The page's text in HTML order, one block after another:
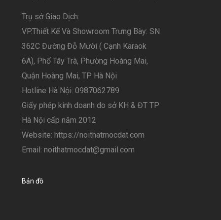
Trụ sở Giao Dịch:
VP.Thiết Kế Và Showroom Trưng Bày: SN
362C Đường Đỗ Mười ( Cạnh Karaok
6A), Phố Tây Trà, Phường Hoàng Mai,
Quận Hoàng Mai, TP Hà Nội
Hotline Hà Nội: 0987062789
Giấy phép kinh doanh do sở KH & ĐT TP
Hà Nội cấp năm 2012
Website: https://noithatmocdat.com
Email: noithatmocdat@gmail.com
Bản đồ